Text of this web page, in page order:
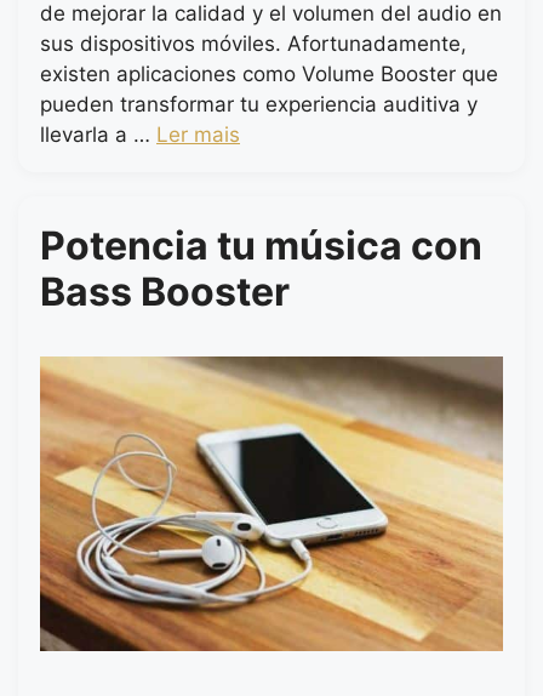
de mejorar la calidad y el volumen del audio en
sus dispositivos móviles. Afortunadamente,
existen aplicaciones como Volume Booster que
pueden transformar tu experiencia auditiva y
llevarla a … Ler mais
Potencia tu música con
Bass Booster